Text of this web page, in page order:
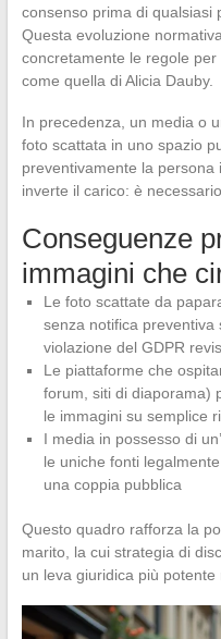
consenso prima di qualsiasi
Questa evoluzione
concretamente le regole
come quella di Alicia Dauby.
In precedenza, un media o
foto scattata in uno spazio
preventivamente la
inverte il carico: è
Conseguenze
immagini che
Le foto scattate da
senza notifica
violazione del GDPR
Le piattaforme che
forum, siti di diaporama)
le immagini su semplice
I media in possesso di
le uniche fonti
una coppia pubblica
Questo quadro rafforza la
marito, la cui strategia di
un leva giuridica più